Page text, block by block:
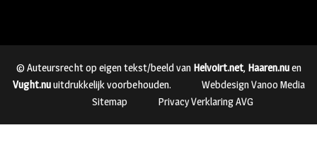
© Auteursrecht op eigen tekst/beeld van Helvoirt.net, Haaren.nuen
Vught.nuuitdrukkelijk voorbehouden.
Webdesign Vanoo Media
Sitemap
Privacy Verklaring AVG